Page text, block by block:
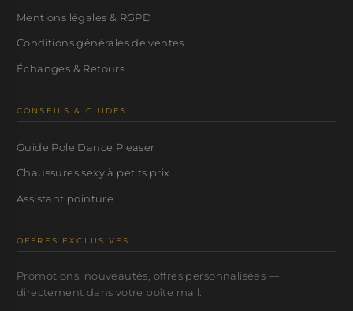
Mentions légales & RGPD
Conditions générales de ventes
Échanges & Retours
CONSEILS & GUIDES
Guide Pole Dance Pleaser
Chaussures sexy à petits prix
Assistant pointure
OFFRES EXCLUSIVES
Promotions, nouveautés, offres personnalisées —
directement dans votre boîte mail.